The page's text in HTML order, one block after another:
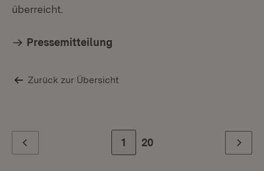
überreicht.
Pressemitteilung
Zurück zur Übersicht
Zur Seite
1 Zur letzten Seite
20 Weiter